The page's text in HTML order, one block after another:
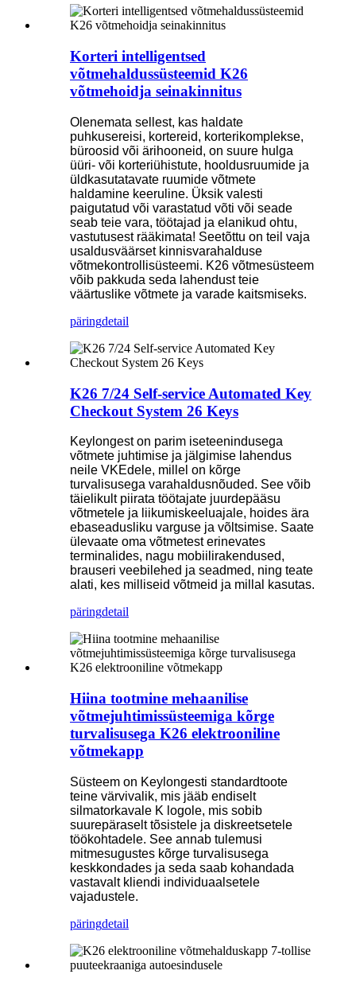
Korteri intelligentsed
võtmehaldussüsteemid K26
võtmehoidja seinakinnitus
Olenemata sellest, kas haldate
puhkusereisi, kortereid, korterikomplekse,
büroosid või ärihooneid, on suure hulga
üüri- või korteriühistute, hooldusruumide ja
üldkasutatavate ruumide võtmete
haldamine keeruline. Üksik valesti
paigutatud või varastatud võti või seade
seab teie vara, töötajad ja elanikud ohtu,
vastutusest rääkimata! Seetõttu on teil vaja
usaldusväärset kinnisvarahalduse
võtmekontrollisüsteemi. K26 võtmesüsteem
võib pakkuda seda lahendust teie
väärtuslike võtmete ja varade kaitsmiseks.
päringdetail
K26 7/24 Self-service Automated Key
Checkout System 26 Keys
Keylongest on parim iseteenindusega
võtmete juhtimise ja jälgimise lahendus
neile VKEdele, millel on kõrge
turvalisusega varahaldusnõuded. See võib
täielikult piirata töötajate juurdepääsu
võtmetele ja liikumiskeeluajale, hoides ära
ebaseadusliku varguse ja võltsimise. Saate
ülevaate oma võtmetest erinevates
terminalides, nagu mobiilirakendused,
brauseri veebilehed ja seadmed, ning teate
alati, kes milliseid võtmeid ja millal kasutas.
päringdetail
Hiina tootmine mehaanilise
võtmejuhtimissüsteemiga kõrge
turvalisusega K26 elektrooniline
võtmekapp
Süsteem on Keylongesti standardtoote
teine ​​värvivalik, mis jääb endiselt
silmatorkavale K logole, mis sobib
suurepäraselt tõsistele ja diskreetsetele
töökohtadele. See annab tulemusi
mitmesugustes kõrge turvalisusega
keskkondades ja seda saab kohandada
vastavalt kliendi individuaalsetele
vajadustele.
päringdetail